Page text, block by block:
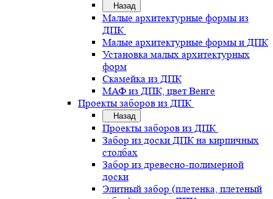
Назад
Малые архитектурные формы из
ДПК
Малые архитектурные формы и ДПК
Установка малых архитектурных
форм
Скамейка из ДПК
МАФ из ДПК, цвет Венге
Проекты заборов из ДПК
Назад
Проекты заборов из ДПК
Забор из доски ДПК на кирпичных
столбах
Забор из древесно-полимерной
доски
Элитный забор (плетенка, плетеный